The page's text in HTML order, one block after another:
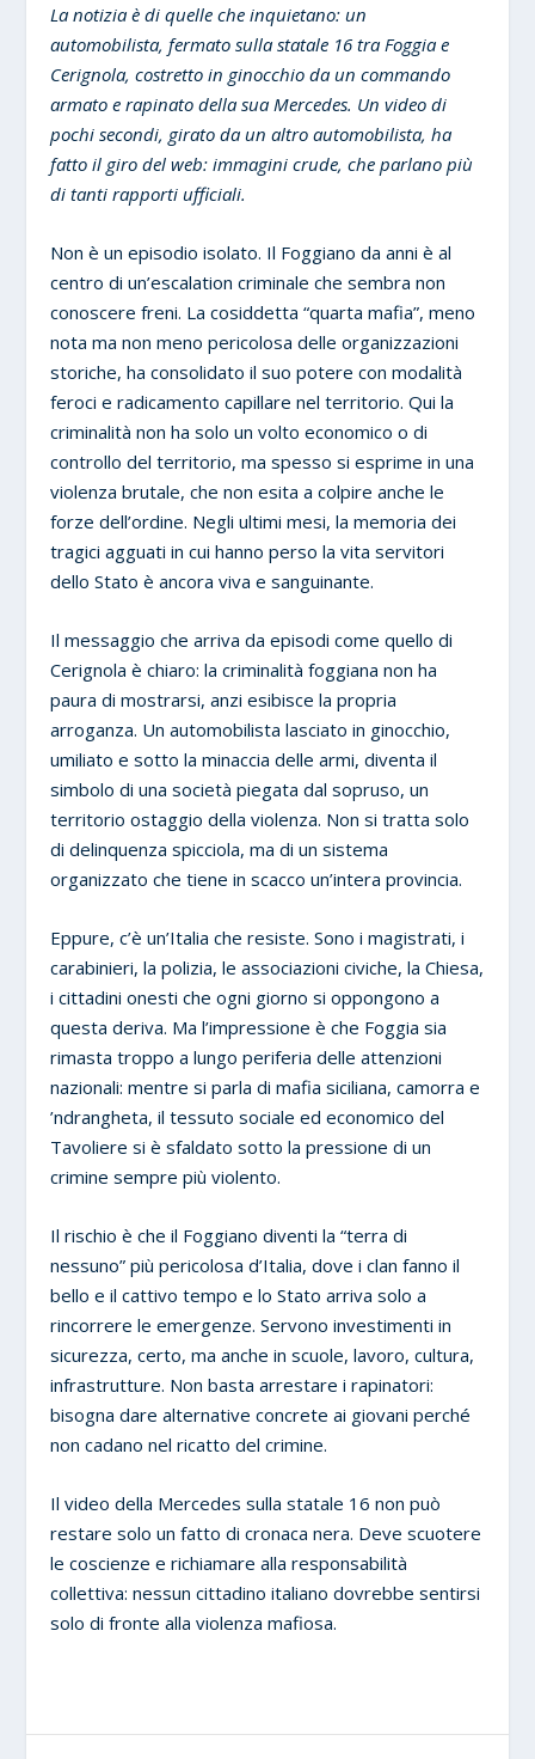
La notizia è di quelle che inquietano: un
automobilista, fermato sulla statale 16 tra Foggia e
Cerignola, costretto in ginocchio da un commando
armato e rapinato della sua Mercedes. Un video di
pochi secondi, girato da un altro automobilista, ha
fatto il giro del web: immagini crude, che parlano più
di tanti rapporti ufficiali.
Non è un episodio isolato. Il Foggiano da anni è al
centro di un’escalation criminale che sembra non
conoscere freni. La cosiddetta “quarta mafia”, meno
nota ma non meno pericolosa delle organizzazioni
storiche, ha consolidato il suo potere con modalità
feroci e radicamento capillare nel territorio. Qui la
criminalità non ha solo un volto economico o di
controllo del territorio, ma spesso si esprime in una
violenza brutale, che non esita a colpire anche le
forze dell’ordine. Negli ultimi mesi, la memoria dei
tragici agguati in cui hanno perso la vita servitori
dello Stato è ancora viva e sanguinante.
Il messaggio che arriva da episodi come quello di
Cerignola è chiaro: la criminalità foggiana non ha
paura di mostrarsi, anzi esibisce la propria
arroganza. Un automobilista lasciato in ginocchio,
umiliato e sotto la minaccia delle armi, diventa il
simbolo di una società piegata dal sopruso, un
territorio ostaggio della violenza. Non si tratta solo
di delinquenza spicciola, ma di un sistema
organizzato che tiene in scacco un’intera provincia.
Eppure, c’è un’Italia che resiste. Sono i magistrati, i
carabinieri, la polizia, le associazioni civiche, la Chiesa,
i cittadini onesti che ogni giorno si oppongono a
questa deriva. Ma l’impressione è che Foggia sia
rimasta troppo a lungo periferia delle attenzioni
nazionali: mentre si parla di mafia siciliana, camorra e
’ndrangheta, il tessuto sociale ed economico del
Tavoliere si è sfaldato sotto la pressione di un
crimine sempre più violento.
Il rischio è che il Foggiano diventi la “terra di
nessuno” più pericolosa d’Italia, dove i clan fanno il
bello e il cattivo tempo e lo Stato arriva solo a
rincorrere le emergenze. Servono investimenti in
sicurezza, certo, ma anche in scuole, lavoro, cultura,
infrastrutture. Non basta arrestare i rapinatori:
bisogna dare alternative concrete ai giovani perché
non cadano nel ricatto del crimine.
Il video della Mercedes sulla statale 16 non può
restare solo un fatto di cronaca nera. Deve scuotere
le coscienze e richiamare alla responsabilità
collettiva: nessun cittadino italiano dovrebbe sentirsi
solo di fronte alla violenza mafiosa.